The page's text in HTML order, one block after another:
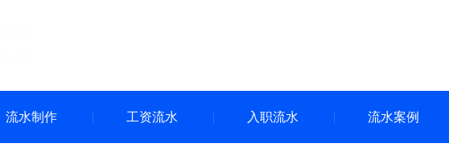
流水制作 工资流水 入职流水 流水案例